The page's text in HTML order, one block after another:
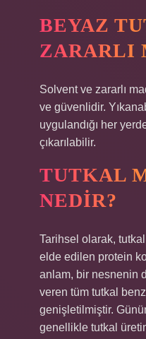
BEYAZ
ZARARLI
Solvent ve zararlı
ve güvenlidir.
uygulandığı her
çıkarılabilir.
TUTKAL
NEDIR?
Tarihsel olarak,
elde edilen protein
anlam, bir nesnenin
veren tüm tutkal
genişletilmiştir.
genellikle tutkal